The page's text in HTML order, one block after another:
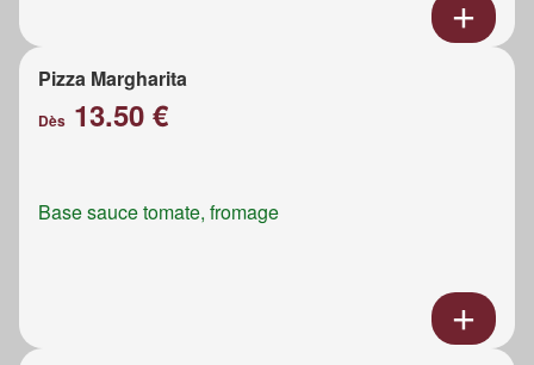
Pizza Margharita
Dès 13.50 €
Base sauce tomate, fromage